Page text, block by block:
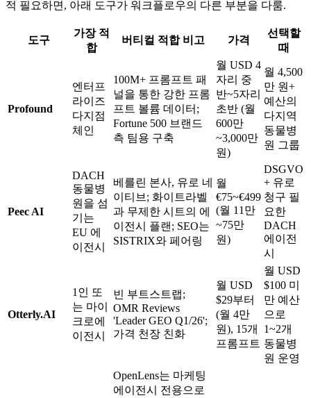
적 필요하면, 아래 도구가 워크플로우의 다른 부분을 다룸.
도구
가장 적
합
버티컬 적합 비고 가격
선택할
때
Profound
엔터프
라이즈
다지점
체인
100M+ 프롬프트 패
널을 통한 강한 프롬
프트 볼륨 데이터;
Fortune 500 브랜드
측 팀용 구축
월 USD 4
자리 중
반~5자리
초반 (월
600만
~3,000만
원)
월 4,500
만 원+
예산의
다지역
동물병
원 그룹
Peec AI
DACH
동물병
원을 섬
기는
EU 에
이전시
베를린 본사, 유로 네
이티브; 화이트라벨
과 무제한 시트의 에
이전시 플랜; SEO는
SISTRIX와 페어링
월
€75~€499
(월 11만
~75만
원)
DSGVO
+ 유로
청구 필
요한
DACH
에이전
시
Otterly.AI
1인 또
는 마이
크로에
이전시
빈 부트스트랩;
OMR Reviews
'Leader GEO Q1/26';
가격 천장 친화
월 USD
$29부터
(월 4만
원), 15개
프롬프트
월 USD
$100 미
만 예산
으로
1~2개
동물병
원 운영
OpenLens는 마케팅
에이전시 전용으로